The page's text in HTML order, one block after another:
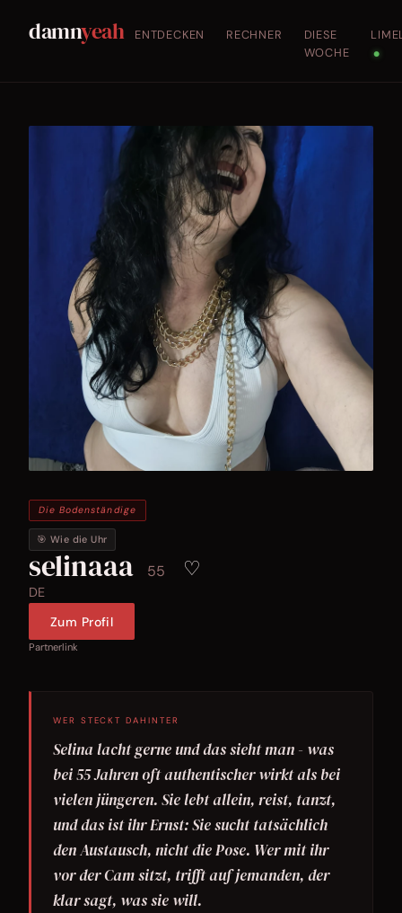
damnyeah ENTDECKEN RECHNER
DIESE
WOCHE
●
Die Bodenständige
🎯 Wie die Uhr
selinaaa 55 ♡
DE
Zum Profil
Partnerlink
WER STECKT DAHINTER
Selina lacht gerne und das sieht man - was
bei 55 Jahren oft authentischer wirkt als bei
vielen jüngeren. Sie lebt allein, reist, tanzt,
und das ist ihr Ernst: Sie sucht tatsächlich
den Austausch, nicht die Pose. Wer mit ihr
vor der Cam sitzt, trifft auf jemanden, der
klar sagt, was sie will.